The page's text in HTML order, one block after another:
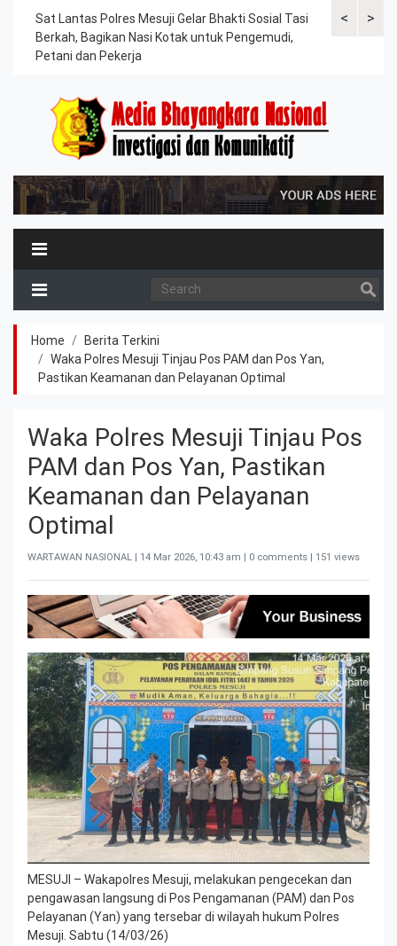
<
Sat Lantas Polres Mesuji Gelar Bhakti Sosial Tasi
Berkah, Bagikan Nasi Kotak untuk Pengemudi,
Petani dan Pekerja
Kapolres
>
Home
Berita Terkini
Waka Polres Mesuji Tinjau Pos PAM dan Pos Yan,
Pastikan Keamanan dan Pelayanan Optimal
Waka Polres Mesuji Tinjau Pos
PAM dan Pos Yan, Pastikan
Keamanan dan Pelayanan
Optimal
WARTAWAN NASIONAL | 14 Mar 2026, 10:43 am | 0 comments | 151 views
MESUJI – Wakapolres Mesuji, melakukan pengecekan dan
pengawasan langsung di Pos Pengamanan (PAM) dan Pos
Pelayanan (Yan) yang tersebar di wilayah hukum Polres
Mesuji. Sabtu (14/03/26)